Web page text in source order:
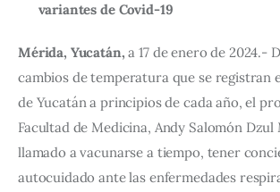
variantes de Covid-19
Mérida, Yucatán, a 17 de enero de 2024.-
cambios de temperatura que se registran
de Yucatán a principios de cada año, el
Facultad de Medicina, Andy Salomón
llamado a vacunarse a tiempo, tener
autocuidado ante las enfermedades